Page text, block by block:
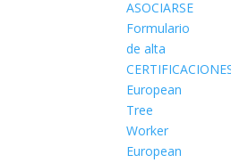
ASOCIARSE
Formulario
de alta
European
Tree
Worker
European